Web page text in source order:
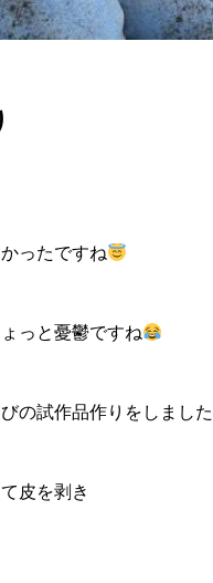
ったですね
っと憂鬱ですね
の試作品作りをしました
皮を剥き